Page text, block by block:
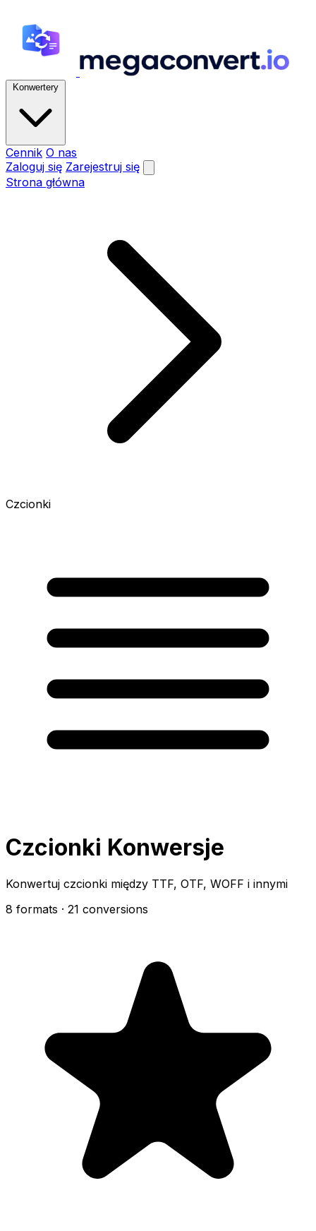
Konwertery
Cennik O nas
Zaloguj się Zarejestruj się
Strona główna
Czcionki
Czcionki Konwersje
Konwertuj czcionki między TTF, OTF, WOFF i innymi
8 formats · 21 conversions